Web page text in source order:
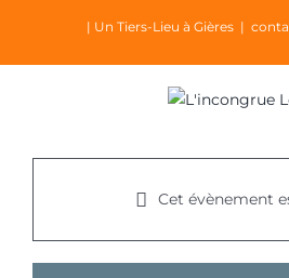
contenu
| Un Tiers-Lieu à Gières |
Cet évènement